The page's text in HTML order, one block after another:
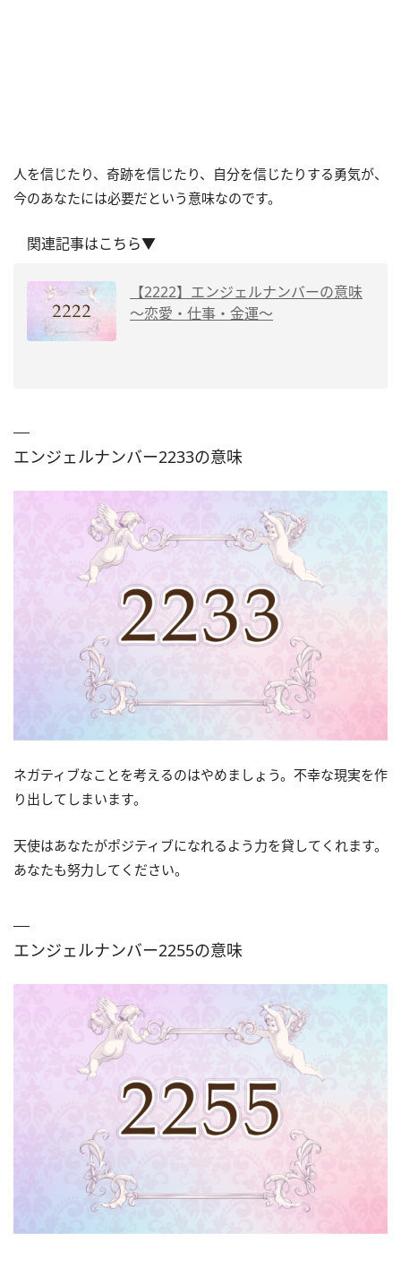
人を信じたり、奇跡を信じたり、自分を信じたりする勇気が、
今のあなたには必要だという意味なのです。
関連記事はこちら▼
【2222】エンジェルナンバーの意味
～恋愛・仕事・金運～
エンジェルナンバー2233の意味
ネガティブなことを考えるのはやめましょう。不幸な現実を作
り出してしまいます。
天使はあなたがポジティブになれるよう力を貸してくれます。
あなたも努力してください。
エンジェルナンバー2255の意味